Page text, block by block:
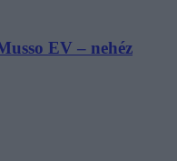
EV – nehéz